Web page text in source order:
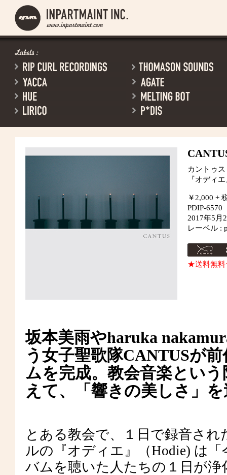
カントゥス
『オディ
￥2,000 +
PDIP-6570
2017年5月
レーベル :
★送料無料
坂本美雨やharuka
う女子聖歌隊CANTUSが
ムを完成。教会音楽とい
えて、「響きの美しさ」
とある教会で、１日で録音さ
ルの『オディエ』（Hodie) は
バムを聴いた人たちの１日が